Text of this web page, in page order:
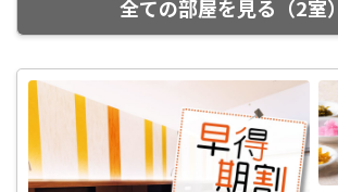
全ての部屋を見る（2室）